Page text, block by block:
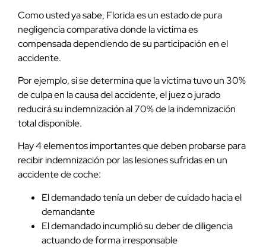
Como usted ya sabe, Florida es un estado de pura
negligencia comparativa donde la víctima es
compensada dependiendo de su participación en el
accidente.
Por ejemplo, si se determina que la víctima tuvo un 30%
de culpa en la causa del accidente, el juez o jurado
reducirá su indemnización al 70% de la indemnización
total disponible.
Hay 4 elementos importantes que deben probarse para
recibir indemnización por las lesiones sufridas en un
accidente de coche:
El demandado tenía un deber de cuidado hacia el
demandante
El demandado incumplió su deber de diligencia
actuando de forma irresponsable